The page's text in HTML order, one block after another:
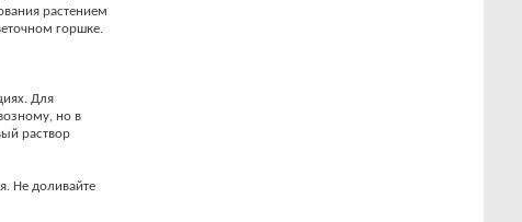
растением
горшке.
Для
но в
раствор
Не доливайте